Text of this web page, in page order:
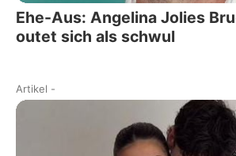
Ehe-Aus: Angelina Jolies
outet sich als schwul
Artikel -